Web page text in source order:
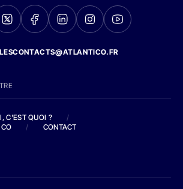
C'EST QUOI ?
/
/ CONTACT